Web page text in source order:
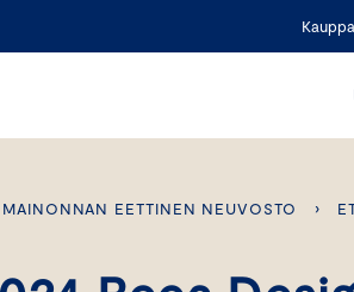
MAINONNAN EETTINEN NEUVOSTO ›